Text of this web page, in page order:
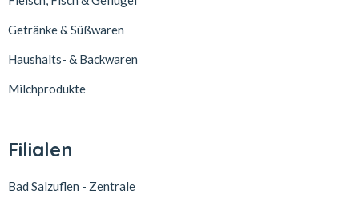
Getränke & Süßwaren
Haushalts- & Backwaren
Milchprodukte
Filialen
Bad Salzuflen - Zentrale